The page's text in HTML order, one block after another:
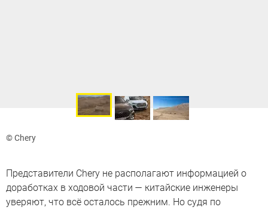
© Chery
Представители Chery не располагают информацией о
доработках в ходовой части — китайские инженеры
уверяют, что всё осталось прежним. Но судя по